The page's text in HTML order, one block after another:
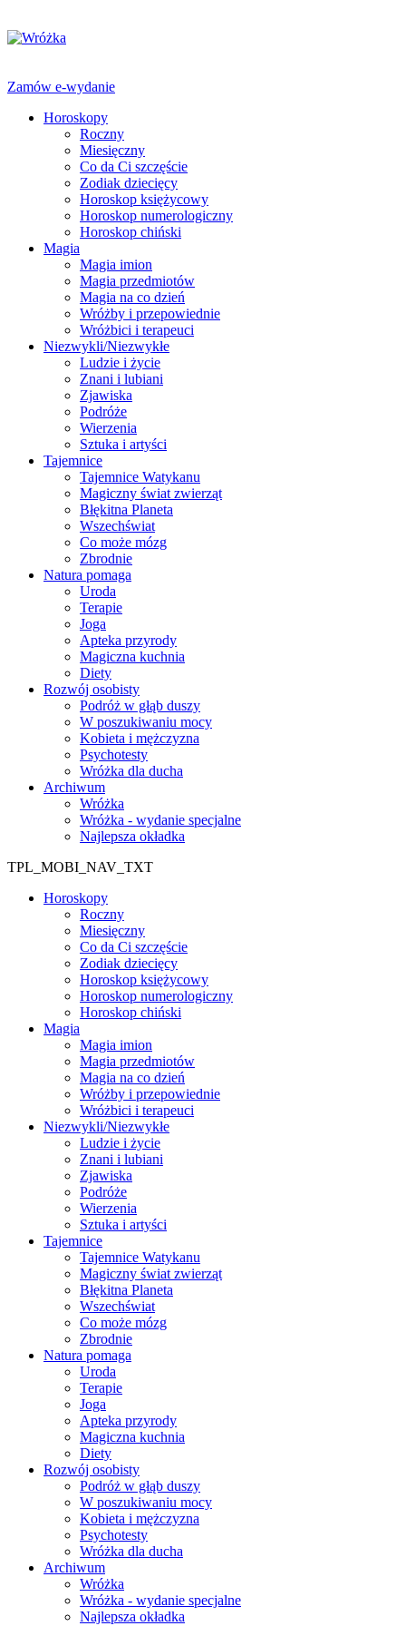
Zamów e-wydanie
Horoskopy
Roczny
Miesięczny
Co da Ci szczęście
Zodiak dziecięcy
Horoskop księżycowy
Horoskop numerologiczny
Horoskop chiński
Magia
Magia imion
Magia przedmiotów
Magia na co dzień
Wróżby i przepowiednie
Wróżbici i terapeuci
Niezwykli/Niezwykłe
Ludzie i życie
Znani i lubiani
Zjawiska
Podróże
Wierzenia
Sztuka i artyści
Tajemnice
Tajemnice Watykanu
Magiczny świat zwierząt
Błękitna Planeta
Wszechświat
Co może mózg
Zbrodnie
Natura pomaga
Uroda
Terapie
Joga
Apteka przyrody
Magiczna kuchnia
Diety
Rozwój osobisty
Podróż w głąb duszy
W poszukiwaniu mocy
Kobieta i mężczyzna
Psychotesty
Wróżka dla ducha
Archiwum
Wróżka
Wróżka - wydanie specjalne
Najlepsza okładka
TPL_MOBI_NAV_TXT
Horoskopy
Roczny
Miesięczny
Co da Ci szczęście
Zodiak dziecięcy
Horoskop księżycowy
Horoskop numerologiczny
Horoskop chiński
Magia
Magia imion
Magia przedmiotów
Magia na co dzień
Wróżby i przepowiednie
Wróżbici i terapeuci
Niezwykli/Niezwykłe
Ludzie i życie
Znani i lubiani
Zjawiska
Podróże
Wierzenia
Sztuka i artyści
Tajemnice
Tajemnice Watykanu
Magiczny świat zwierząt
Błękitna Planeta
Wszechświat
Co może mózg
Zbrodnie
Natura pomaga
Uroda
Terapie
Joga
Apteka przyrody
Magiczna kuchnia
Diety
Rozwój osobisty
Podróż w głąb duszy
W poszukiwaniu mocy
Kobieta i mężczyzna
Psychotesty
Wróżka dla ducha
Archiwum
Wróżka
Wróżka - wydanie specjalne
Najlepsza okładka